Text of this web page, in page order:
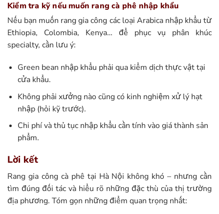
Kiểm tra kỹ nếu muốn rang cà phê nhập khẩu
Nếu bạn muốn rang gia công các loại Arabica nhập khẩu từ
Ethiopia, Colombia, Kenya… để phục vụ phân khúc
specialty, cần lưu ý:
Green bean nhập khẩu phải qua kiểm dịch thực vật tại
cửa khẩu.
Không phải xưởng nào cũng có kinh nghiệm xử lý hạt
nhập (hỏi kỹ trước).
Chi phí và thủ tục nhập khẩu cần tính vào giá thành sản
phẩm.
Lời kết
Rang gia công cà phê tại Hà Nội không khó – nhưng cần
tìm đúng đối tác và hiểu rõ những đặc thù của thị trường
địa phương. Tóm gọn những điểm quan trọng nhất: